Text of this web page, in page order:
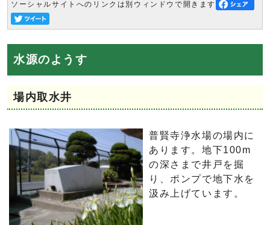
ソーシャルサイトへのリンクは別ウィンドウで開きます
水源のようす
場内取水井
普賢寺浄水場の場内に
あります。地下100m
の深さまで井戸を掘
り、ポンプで地下水を
汲み上げています。